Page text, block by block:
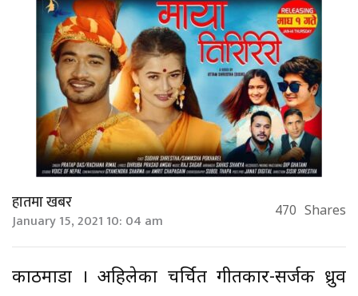
हातमा खबर
January 15, 2021 10: 04 am 470 Shares
काठमाडौं । अहिलेका चर्चित गीतकार-सर्जक ध्रुव